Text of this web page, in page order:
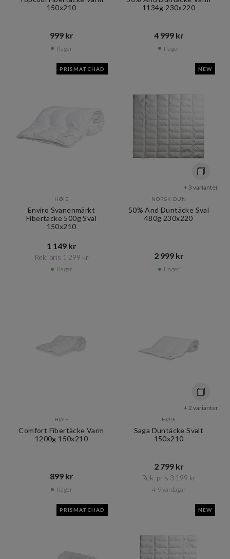
150x210
999 kr​​
I lager
1134g 230x220
4 999 kr​​
I lager
PRISMATCHAD
HØIE
Enviro Svanenmärkt
Fibertäcke 500g Sval
150x210
1 149 kr​​
Rek. pris 1 299 kr​​
I lager
NEW
+ 3 varianter
NORSK DUN
50% And Duntäcke Sval
480g 230x220
2 999 kr​​
I lager
HØIE
Comfort Fibertäcke Varm
1200g 150x210
899 kr​​
I lager
+ 2 varianter
HØIE
Saga Duntäcke Svalt
150x210
2 799 kr​​
Rek. pris 3 199 kr​​
4-9 vardagar
PRISMATCHAD NEW